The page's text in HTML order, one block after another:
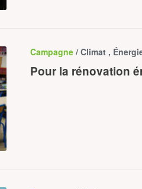
Campagne / Climat ,
Pour la rénovation